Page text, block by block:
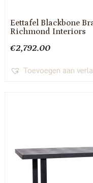
Eettafel Blackbone
Richmond Interiors
€2,792.00
Toevoegen aan